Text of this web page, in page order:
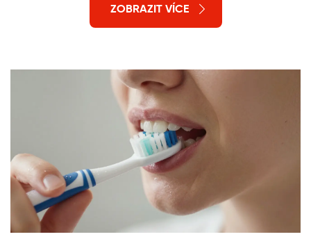
ZOBRAZIT VÍCE